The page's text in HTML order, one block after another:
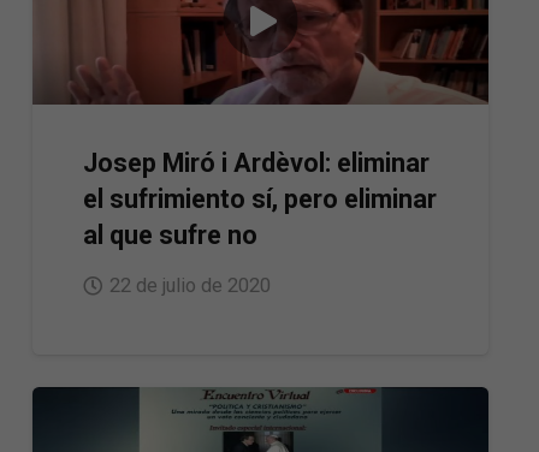
Josep Miró i Ardèvol: eliminar
el sufrimiento sí, pero eliminar
al que sufre no
22 de julio de 2020